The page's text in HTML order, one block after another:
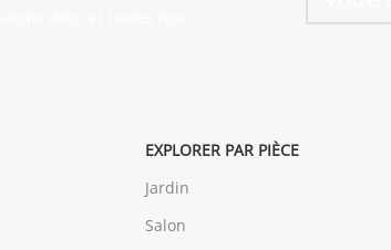
EXPLORER PAR PIÈCE
Jardin
Salon